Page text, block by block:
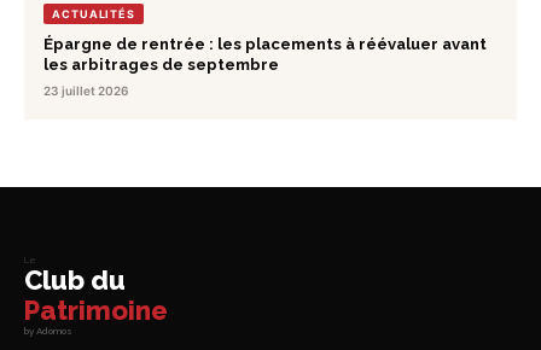
ACTUALITÉS
Épargne de rentrée : les placements à réévaluer avant
les arbitrages de septembre
23 juillet 2026
Le
Club du
Patrimoine
by Adomos